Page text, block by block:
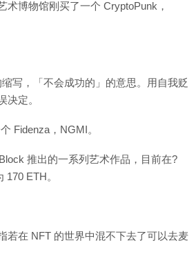
术博物馆刚买了一个 CryptoPunk，
写，「不会成功的」的意思。用自我贬
决定。
Fidenza，NGMI。
推出的一系列艺术作品，目前在?
ETH。
若在 NFT 的世界中混不下去了可以去麦